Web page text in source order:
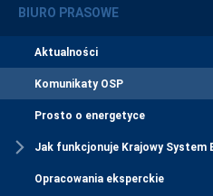
BIURO PRASOWE
Aktualności
Komunikaty OSP
Prosto o energetyce
Jak funkcjonuje Krajowy System
Opracowania eksperckie